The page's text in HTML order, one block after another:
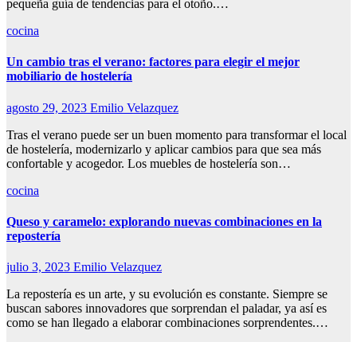
pequeña guía de tendencias para el otoño.…
cocina
Un cambio tras el verano: factores para elegir el mejor
mobiliario de hostelería
agosto 29, 2023 Emilio Velazquez
Tras el verano puede ser un buen momento para transformar el local
de hostelería, modernizarlo y aplicar cambios para que sea más
confortable y acogedor. Los muebles de hostelería son…
cocina
Queso y caramelo: explorando nuevas combinaciones en la
repostería
julio 3, 2023 Emilio Velazquez
La repostería es un arte, y su evolución es constante. Siempre se
buscan sabores innovadores que sorprendan el paladar, ya así es
como se han llegado a elaborar combinaciones sorprendentes.…